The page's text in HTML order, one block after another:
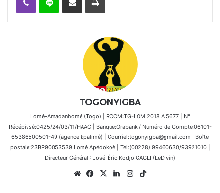
TOGONYIGBA
Lomé-Amadanhomé (Togo) | RCCM:TG-LOM 2018 A 5677 | N°
Récépissé:0425/24/03/11/HAAC | Banque:Orabank / Numéro de Compte:06101-
65386500501-49 (agence kpalimé) | Courriel:togonyigba@gmail.com | Boîte
postale:23BP90053539 Lomé Apédokoè | Tel:(00228) 99460630/93921010 |
Directeur Général : José-Éric Kodjo GAGLI (LeDivin)
WebsiteFacebook
X LinkedinInstagram